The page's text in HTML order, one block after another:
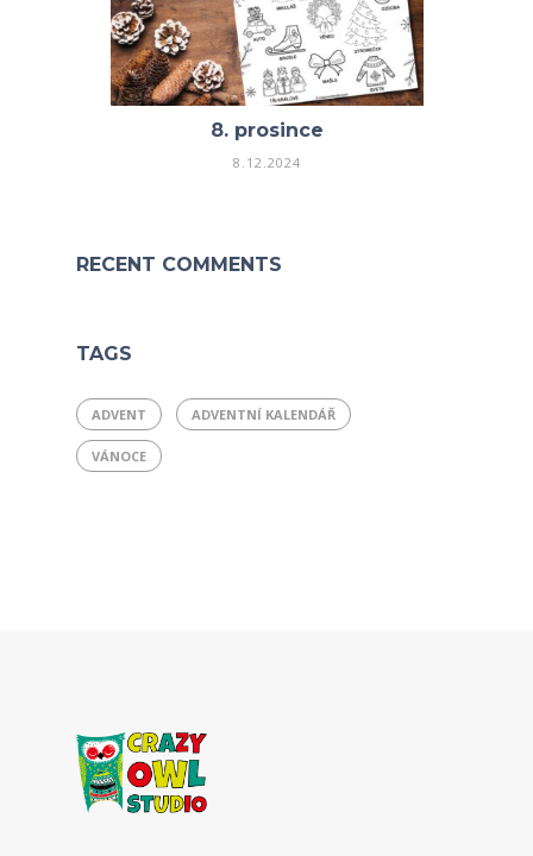
8. prosince
8.12.2024
RECENT COMMENTS
TAGS
ADVENT ADVENTNÍ KALENDÁŘ
VÁNOCE